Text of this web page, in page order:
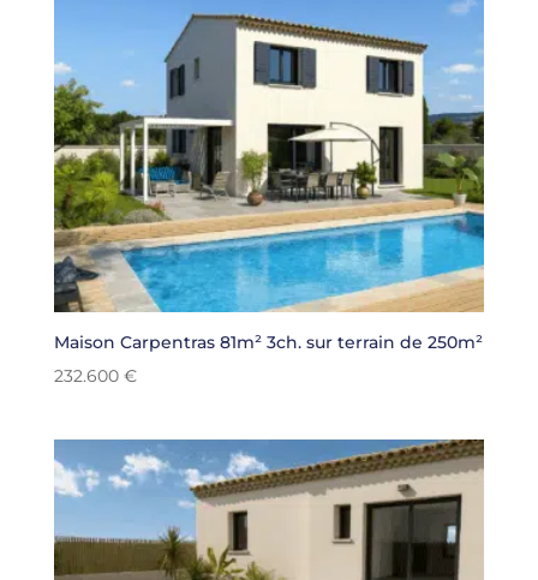
Maison Carpentras 81m² 3ch. sur terrain de 250m²
232.600 €